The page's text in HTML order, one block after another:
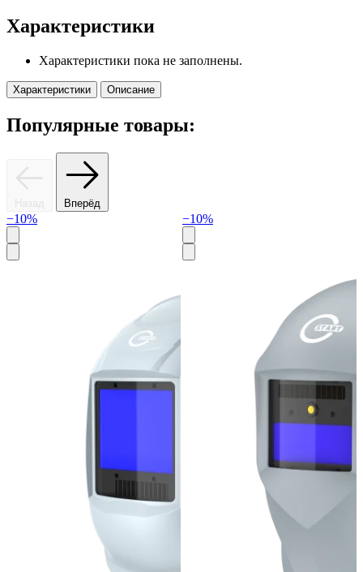
Характеристики
Характеристики пока не заполнены.
Характеристики Описание
Популярные товары:
Назад Вперёд
−10% −10%